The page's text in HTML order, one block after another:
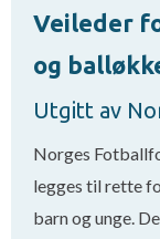
Veileder
og
Utgitt av
Norges
legges til rette
barn og unge.